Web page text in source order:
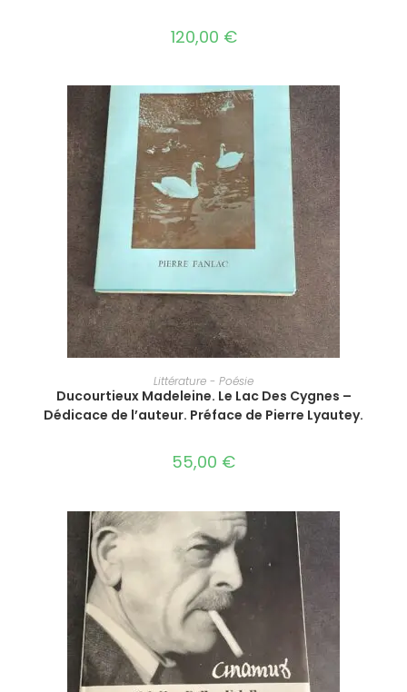
120,00 €
AJOUTER AU PANIER
Littérature - Poésie
Ducourtieux Madeleine.‎ ‎Le Lac Des Cygnes –
Dédicace de l’auteur. Préface de Pierre Lyautey.
55,00 €